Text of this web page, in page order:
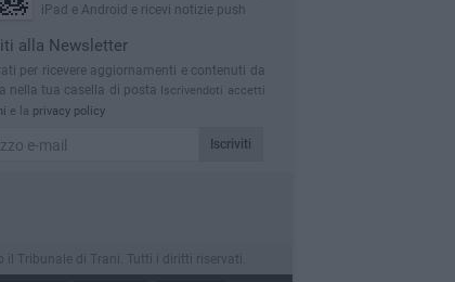
iPad e Android e ricevi notizie push
alla Newsletter
per ricevere aggiornamenti e contenuti da
nella tua casella di posta
Iscrivendoti accetti
e la privacy policy
Iscriviti
Tribunale di Trani. Tutti i diritti riservati.